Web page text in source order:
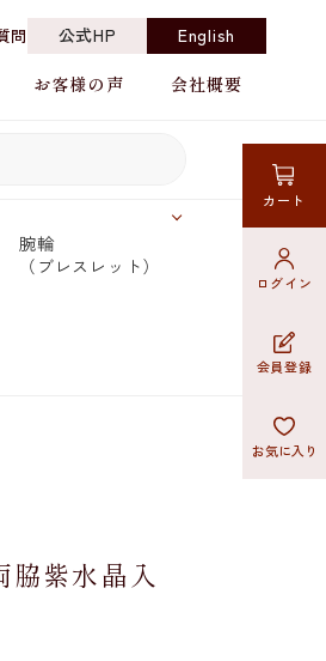
問 公式HP English
お客様の声 会社概要
カート
ログイン
会員登録
お気に入り
腕輪
（ブレスレット）
紫水晶入